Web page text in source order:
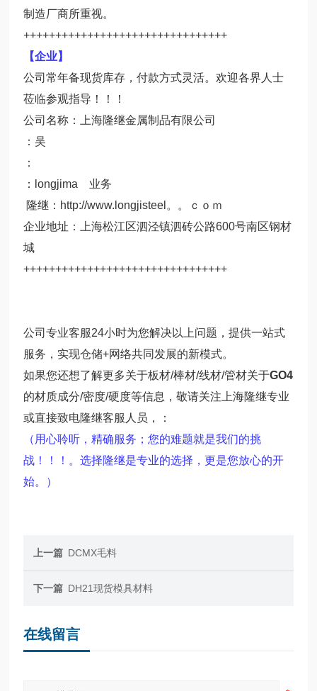
制造厂商所重视。
++++++++++++++++++++++++++++++++
【企业】
公司常年备现货库存，付款方式灵活。欢迎各界人士
莅临参观指导！！！
公司名称：上海隆继金属制品有限公司
：吴
：
：longjima 业务
隆继：http://www.longjisteel。。ｃｏｍ
企业地址：上海松江区泗泾镇泗砖公路600号南区钢材
城
++++++++++++++++++++++++++++++++
公司专业客服24小时为您解决以上问题，提供一站式
服务，实现仓储+网络共同发展的新模式。
如果您还想了解更多关于板材/棒材/线材/管材关于GO4
的材质成分/密度/硬度等信息，敬请关注上海隆继专业
或直接致电隆继客服人员，：
（用心聆听，精确服务；您的难题就是我们的挑
战！！！。选择隆继是专业的选择，更是您放心的开
始。）
上一篇 DCMX毛料
下一篇 DH21现货模具材料
在线留言